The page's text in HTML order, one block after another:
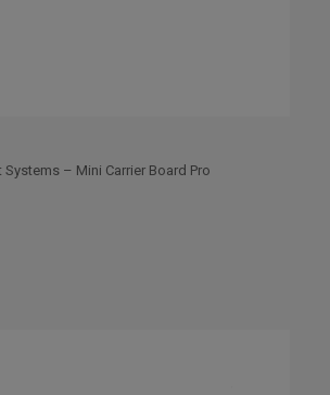
Systems – Mini Carrier Board Pro